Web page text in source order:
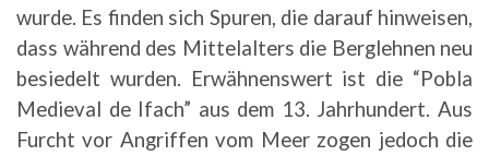
wurde. Es finden sich Spuren, die darauf hinweisen,
dass während des Mittelalters die Berglehnen neu
besiedelt wurden. Erwähnenswert ist die “Pobla
Medieval de Ifach” aus dem 13. Jahrhundert. Aus
Furcht vor Angriffen vom Meer zogen jedoch die